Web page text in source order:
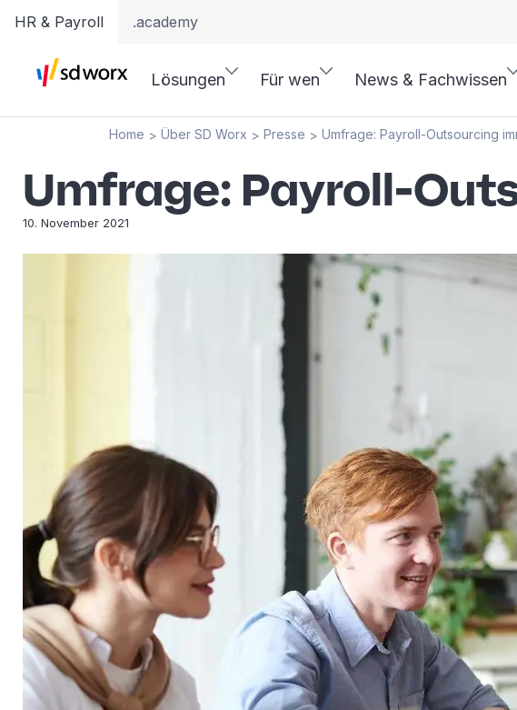
HR & Payroll .academy
Lösungen Für wen News & Fachwissen
Home > Über SD Worx > Presse > Umfrage: Payroll-Outsourcing
Umfrage: Payroll-
10. November 2021